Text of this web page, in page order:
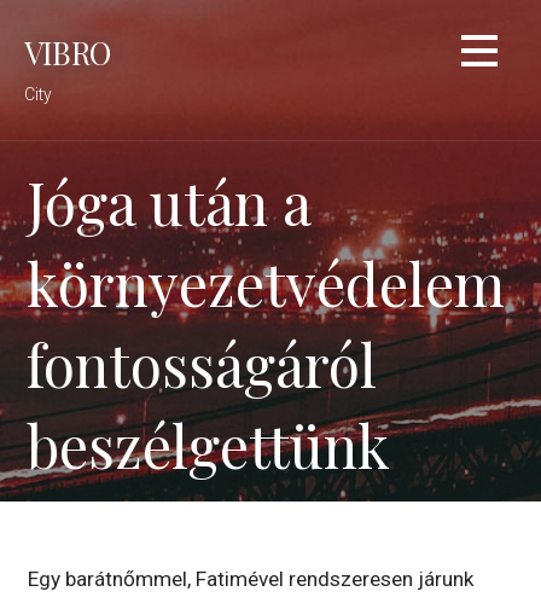
VIBRO
City
Jóga után a
környezetvédelem
fontosságáról
beszélgettünk
Egy barátnőmmel, Fatimével rendszeresen járunk